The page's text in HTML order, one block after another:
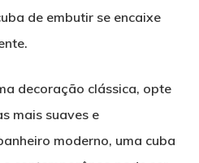
de embutir se encaixe
decoração clássica, opte
mais suaves e
moderno, uma cuba